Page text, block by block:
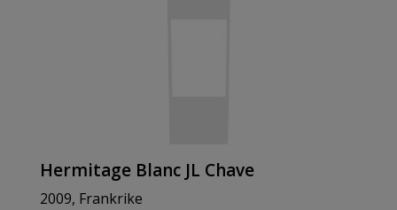
Hermitage Blanc JL Chave
2009, Frankrike